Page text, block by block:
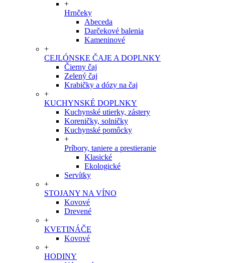
+
Hrnčeky
Abeceda
Darčekové balenia
Kameninové
+
CEJLÓNSKE ČAJE A DOPLNKY
Čierny čaj
Zelený čaj
Krabičky a dózy na čaj
+
KUCHYNSKÉ DOPLNKY
Kuchynské utierky, zástery
Koreničky, solničky
Kuchynské pomôcky
+
Príbory, taniere a prestieranie
Klasické
Ekologické
Servítky
+
STOJANY NA VÍNO
Kovové
Drevené
+
KVETINÁČE
Kovové
+
HODINY